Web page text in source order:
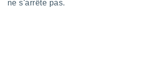
ne s'arrête pas.